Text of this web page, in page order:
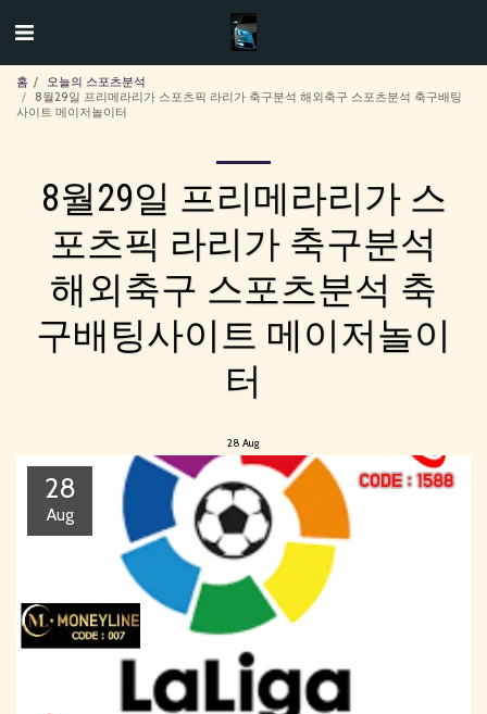
홈
오늘의 스포츠분석
8월29일 프리메라리가 스포츠픽 라리가 축구분석 해외축구 스포츠분석 축구배팅
사이트 메이저놀이터
8월29일 프리메라리가 스
포츠픽 라리가 축구분석
해외축구 스포츠분석 축
구배팅사이트 메이저놀이
터
28 Aug
28
Aug